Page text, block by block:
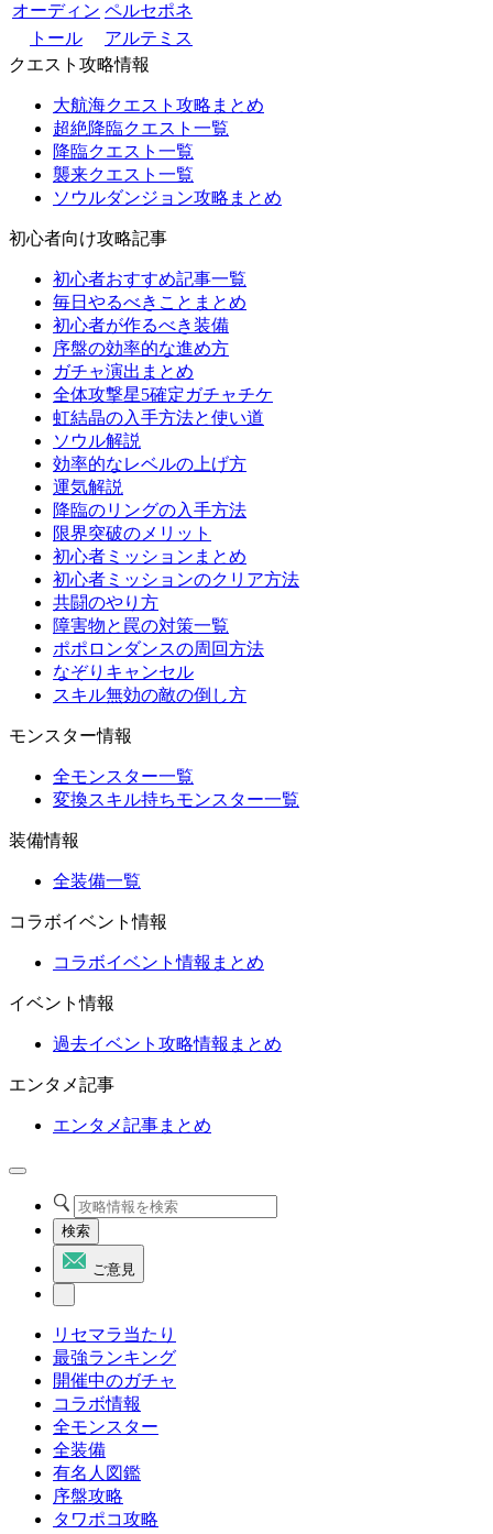
オーディン ペルセポネ
トール
アルテミス
クエスト攻略情報
大航海クエスト攻略まとめ
超絶降臨クエスト一覧
降臨クエスト一覧
襲来クエスト一覧
ソウルダンジョン攻略まとめ
初心者向け攻略記事
初心者おすすめ記事一覧
毎日やるべきことまとめ
初心者が作るべき装備
序盤の効率的な進め方
ガチャ演出まとめ
全体攻撃星5確定ガチャチケ
虹結晶の入手方法と使い道
ソウル解説
効率的なレベルの上げ方
運気解説
降臨のリングの入手方法
限界突破のメリット
初心者ミッションまとめ
初心者ミッションのクリア方法
共闘のやり方
障害物と罠の対策一覧
ポポロンダンスの周回方法
なぞりキャンセル
スキル無効の敵の倒し方
モンスター情報
全モンスター一覧
変換スキル持ちモンスター一覧
装備情報
全装備一覧
コラボイベント情報
コラボイベント情報まとめ
イベント情報
過去イベント攻略情報まとめ
エンタメ記事
エンタメ記事まとめ
検索
ご意見
リセマラ当たり
最強ランキング
開催中のガチャ
コラボ情報
全モンスター
全装備
有名人図鑑
序盤攻略
タワポコ攻略